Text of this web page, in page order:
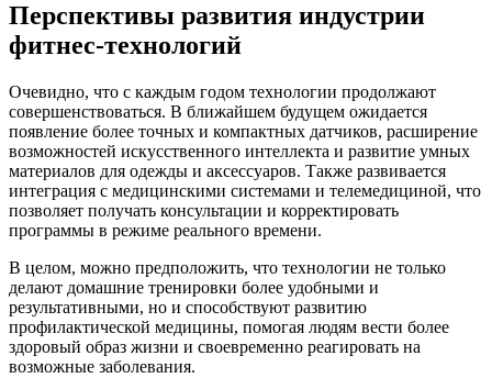
Перспективы развития индустрии
фитнес-технологий
Очевидно, что с каждым годом технологии продолжают
совершенствоваться. В ближайшем будущем ожидается
появление более точных и компактных датчиков, расширение
возможностей искусственного интеллекта и развитие умных
материалов для одежды и аксессуаров. Также развивается
интеграция с медицинскими системами и телемедициной, что
позволяет получать консультации и корректировать
программы в режиме реального времени.
В целом, можно предположить, что технологии не только
делают домашние тренировки более удобными и
результативными, но и способствуют развитию
профилактической медицины, помогая людям вести более
здоровый образ жизни и своевременно реагировать на
возможные заболевания.